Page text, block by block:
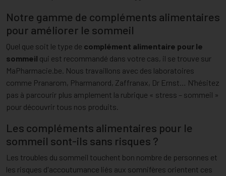
Notre gamme de compléments alimentaires
pour améliorer le sommeil
Quel que soit le type de complément alimentaire pour le
sommeil qui est recommandé dans votre cas, il se trouve sur
MaPharmacie.be. Nous travaillons avec des laboratoires
comme Pranarom, Pharmanord, Zaffranax, Dr Ernst… N’hésitez
pas à parcourir plus amplement la rubrique « stress – sommeil »
pour découvrir tous nos produits.
Les compléments alimentaires pour le
sommeil sont-ils sans risques ?
Les troubles du sommeil touchent bon nombre de personnes et
les risques d'accoutumance liés aux somnifères orientent ces